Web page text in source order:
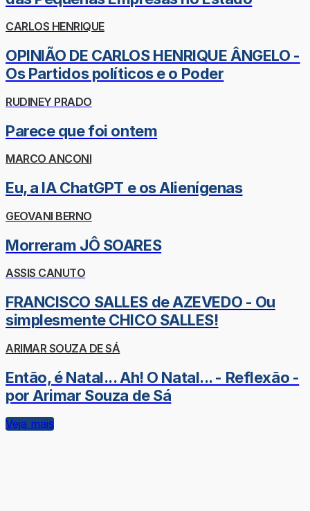
CARLOS HENRIQUE
OPINIÃO DE CARLOS HENRIQUE ÂNGELO -
Os Partidos políticos e o Poder
RUDINEY PRADO
Parece que foi ontem
MARCO ANCONI
Eu, a IA ChatGPT e os Alienígenas
GEOVANI BERNO
Morreram JÔ SOARES
ASSIS CANUTO
FRANCISCO SALLES de AZEVEDO - Ou
simplesmente CHICO SALLES!
ARIMAR SOUZA DE SÁ
Então, é Natal... Ah! O Natal... - Reflexão -
por Arimar Souza de Sá
Veja mais